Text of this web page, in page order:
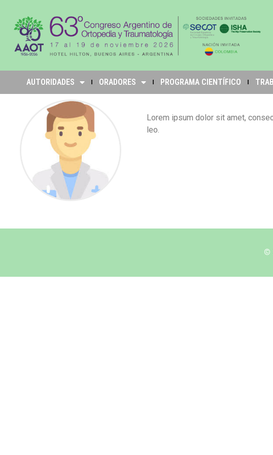
AUTORIDADES ORADORES PROGRAMA CIENTÍFICO
Lorem ipsum dolor sit amet,
leo.
©